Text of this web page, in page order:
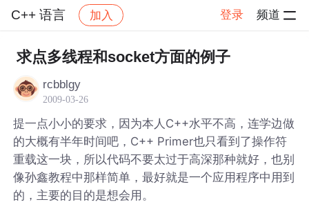
C++ 语言 加入 登录 频道
社区 C++ 语言 帖子详情
求点多线程和socket方面的例子
rcbblgy
2009-03-26
提一点小小的要求，因为本人C++水平不高，连学边做
的大概有半年时间吧，C++ Primer也只看到了操作符
重载这一块，所以代码不要太过于高深那种就好，也别
像孙鑫教程中那样简单，最好就是一个应用程序中用到
的，主要的目的是想会用。